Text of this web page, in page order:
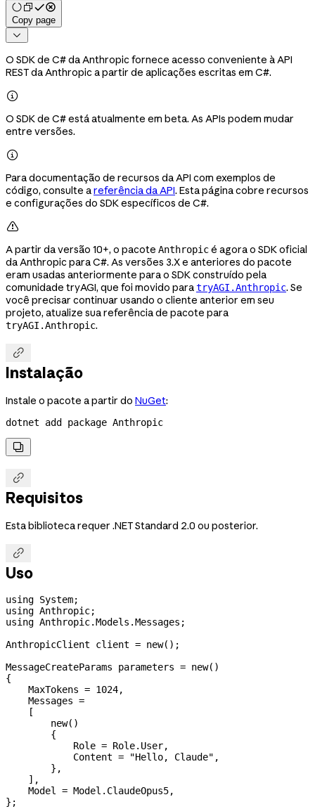
Copy page

O SDK de C# da Anthropic fornece acesso conveniente à API
REST da Anthropic a partir de aplicações escritas em C#.

O SDK de C# está atualmente em beta. As APIs podem mudar
entre versões.

Para documentação de recursos da API com exemplos de
código, consulte areferência da API. Esta página cobre recursos
e configurações do SDK específicos de C#.

A partir da versão 10+, o pacote Anthropicé agora o SDK oficial
da Anthropic para C#. As versões 3.X e anteriores do pacote
eram usadas anteriormente para o SDK construído pela
comunidade tryAGI, que foi movido paratryAGI.Anthropic. Se
você precisar continuar usando o cliente anterior em seu
projeto, atualize sua referência de pacote para
tryAGI.Anthropic.

Instalação
Instale o pacote a partir do NuGet:
dotnet add package Anthropic


Requisitos
Esta biblioteca requer .NET Standard 2.0 ou posterior.

Uso
using System;
using Anthropic;
using Anthropic.Models .Messages ;
AnthropicClient client = new();
MessageCreateParams parameters = new()
{
    MaxTokens
= 1024,
    Messages
=
    [
        new
()
        {
            Role
= Role. User,
            Content
= "Hello, Claude" ,
        },
    ],
    Model
= Model . ClaudeOpus5,
};